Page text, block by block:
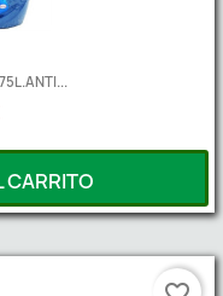
CARRITO